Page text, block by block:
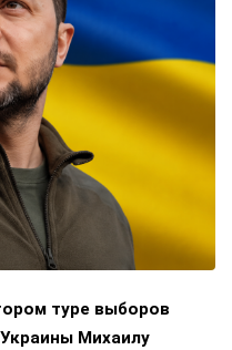
туре выборов
Михаилу